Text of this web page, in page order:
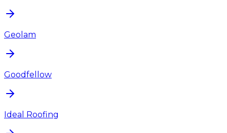
Geolam
Goodfellow
Ideal Roofing